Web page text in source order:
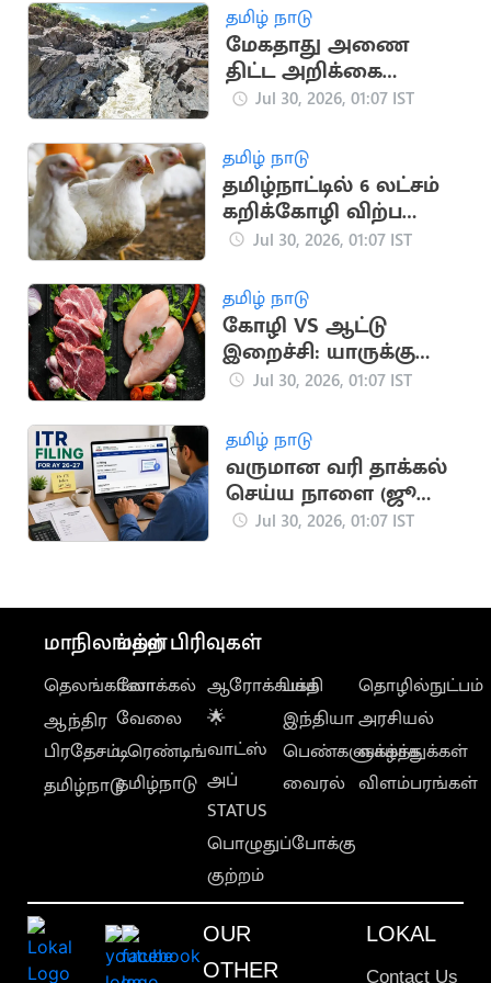
தமிழ் நாடு
மேகதாது அணை
திட்ட அறிக்கை
நிராகரிப்பு: காவிரி
நடவடிக்கை
Jul 30, 2026, 01:07 IST
தமிழ் நாடு
தமிழ்நாட்டில் 6 லட்சம்
கறிக்கோழி விற்பனை
நிறுத்தம்
Jul 30, 2026, 01:07 IST
தமிழ் நாடு
கோழி VS ஆட்டு
இறைச்சி: யாருக்கு
எந்த இறைச்சி நல்லது
Jul 30, 2026, 01:07 IST
தமிழ் நாடு
வருமான வரி தாக்கல்
செய்ய நாளை (ஜூலை
31) கடைசி நாள்
Jul 30, 2026, 01:07 IST
மாநிலங்கள்
தெலங்கானா
ஆந்திர
பிரதேசம்
தமிழ்நாடு
மற்ற பிரிவுகள்
லோக்கல்
வேலை
டிரெண்டிங்
தமிழ்நாடு
ஆரோக்கியம்
🌟
வாட்ஸ்
அப்
STATUS
பொழுதுப்போக்கு
குற்றம்
பக்தி
இந்தியா
பெண்களுக்காக
வைரல்
தொழில்நுட்பம்
அரசியல்
வாழ்த்துக்கள்
விளம்பரங்கள்
OUR
OTHER
LOKAL
Contact Us